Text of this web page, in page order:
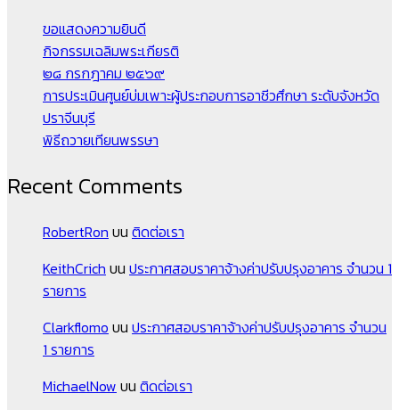
ขอแสดงความยินดี
กิจกรรมเฉลิมพระเกียรติ
๒๘ กรกฎาคม ๒๕๖๙
การประเมินศูนย์บ่มเพาะผู้ประกอบการอาชีวศึกษา ระดับจังหวัด
ปราจีนบุรี
พิธีถวายเทียนพรรษา
Recent Comments
RobertRon บน ติดต่อเรา
KeithCrich บน ประกาศสอบราคาจ้างค่าปรับปรุงอาคาร จำนวน 1
รายการ
Clarkflomo บน ประกาศสอบราคาจ้างค่าปรับปรุงอาคาร จำนวน
1 รายการ
MichaelNow บน ติดต่อเรา